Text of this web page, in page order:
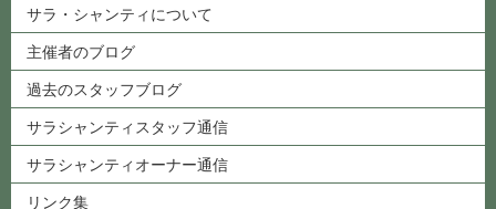
サラ・シャンティについて
主催者のブログ
過去のスタッフブログ
サラシャンティスタッフ通信
サラシャンティオーナー通信
リンク集